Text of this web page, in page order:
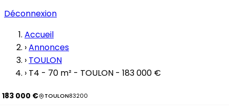
Déconnexion
Accueil
›Annonces
› TOULON
› T4 - 70 m² - TOULON - 183 000 €
183 000 € TOULON83200